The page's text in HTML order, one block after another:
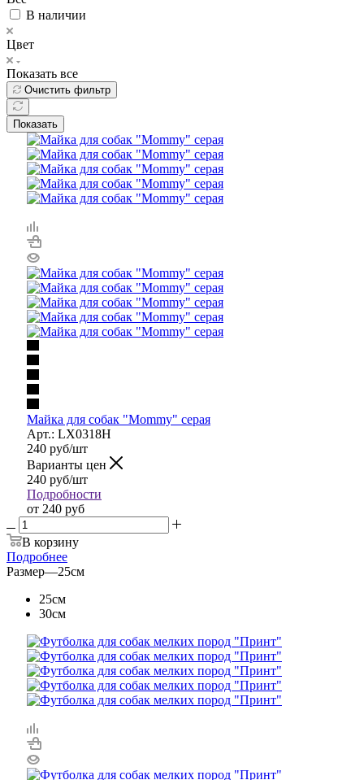
В наличии
Цвет
Показать все
Очистить фильтр
Показать
Майка для собак "Mommy" серая
Арт.: LX0318H
240 руб/шт
Варианты цен
240 руб/шт
Подробности
от 240 руб
В корзину
Подробнее
Размер—25см
25см
30см